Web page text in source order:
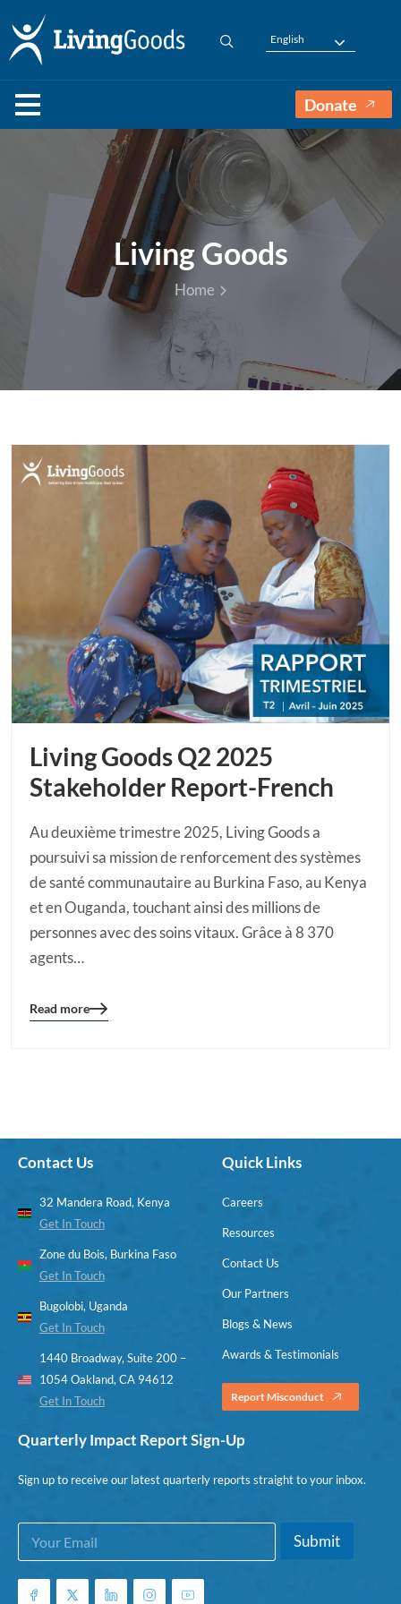
English
Donate
Living Goods
Home
Living Goods Q2 2025
Stakeholder Report-French
Au deuxième trimestre 2025, Living Goods a
poursuivi sa mission de renforcement des systèmes
de santé communautaire au Burkina Faso, au Kenya
et en Ouganda, touchant ainsi des millions de
personnes avec des soins vitaux. Grâce à 8 370
agents…
Blog
Read more
Contact Us
32 Mandera Road, Kenya
Get In Touch
Zone du Bois, Burkina Faso
Get In Touch
Bugolobi, Uganda
Get In Touch
1440 Broadway, Suite 200 –
1054 Oakland, CA 94612
Get In Touch
Quick Links
Careers
Resources
Contact Us
Our Partners
Blogs & News
Awards & Testimonials
Report Misconduct
Quarterly Impact Report Sign-Up
Sign up to receive our latest quarterly reports straight to your inbox.
a
i
E
a
i
Submit